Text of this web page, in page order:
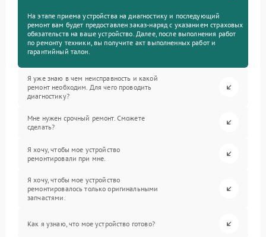
На этапе приема устройства на диагностику и последующий
ремонт вам будет предоставлен заказ-наряд с указанием страховых
обязательств на ваше устройство. Далее, после выполнения работ
по ремонту техники, вы получите акт выполненных работ и
гарантийный талон.
Я уже знаю в чем неисправность и какой
ремонт необходим. Для чего проводить
диагностику?
Мне нужен срочный ремонт. Сможете
сделать?
Я хочу, чтобы мое устройство
ремонтировали при мне.
Я хочу, чтобы мое устройство
ремонтировалось только оригинальными
запчастями.
Как я узнаю, что мое устройство готово?